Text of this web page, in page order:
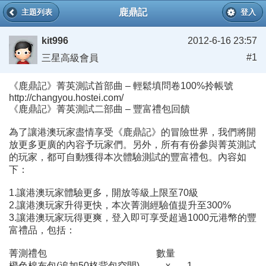
鹿鼎記
主題列表 登入
kit996
三星高級會員
2012-6-16 23:57
#1
《鹿鼎記》菁英測試首部曲 – 輕鬆填問卷100%拎帳號
http://changyou.hostei.com/
《鹿鼎記》菁英測試二部曲 – 豐富禮包回饋
為了讓港澳玩家盡情享受《鹿鼎記》的冒險世界，我們將開
放更多更廣的內容予玩家們。另外，所有有份參與菁英測試
的玩家，都可自動獲得本次體驗測試的豐富禮包。內容如
下：
1.讓港澳玩家體驗更多，開放等級上限至70級
2.讓港澳玩家升得更快，本次菁測經驗值提升至300%
3.讓港澳玩家玩得更爽，登入即可享受超過1000元港幣的豐
富禮品，包括：
菁測禮包 數量